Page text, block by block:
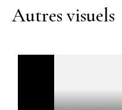
Autres visuels